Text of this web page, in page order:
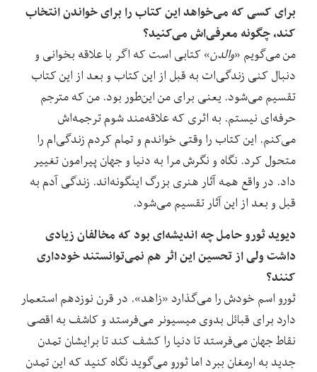
برای کسی که می‌خواهد این کتاب را برای خواندن انتخاب
کند، چگونه معرفی‌اش می‌کنید؟
من می‌گویم «والدن» کتابی است که اگر با علاقه بخوانی و
دنبال کنی زندگی‌ات به قبل از این کتاب و بعد از این کتاب
تقسیم می‌شود. یعنی برای من این‌طور بود. من که مترجم
حرفه‌ای نیستم. به اثری که علاقه‌مند شوم ترجمه‌‌اش
می‌کنم. این کتاب را وقتی خواندم و تمام کردم زندگی‌ام را
متحول کرد. نگاه و نگرش مرا به دنیا و جهان پیرامون تغییر
داد. در واقع همه آثار هنری بزرگ اینگونه‌اند. زندگی آدم به
قبل و بعد از این آثار تقسیم می‌شود.
دیوید ثورو حامل چه اندیشه‌ای بود که مخالفان زیادی
داشت ولی از تحسین این اثر هم نمی‌توانستند خودداری
کنند؟
ثورو اسم خودش را می‌گذارد «زاهد». در قرن نوزدهم استعمار
دارد برای قبائل بدوی میسیونر می‌فرستد و کاشف به اقصی
‌نقاط جهان می‌فرستد تا دنیا را کشف کند تا برایشان تمدن
جدید به ارمغان ببرد اما ثورو می‌گوید نگاه کنید که این تمدن